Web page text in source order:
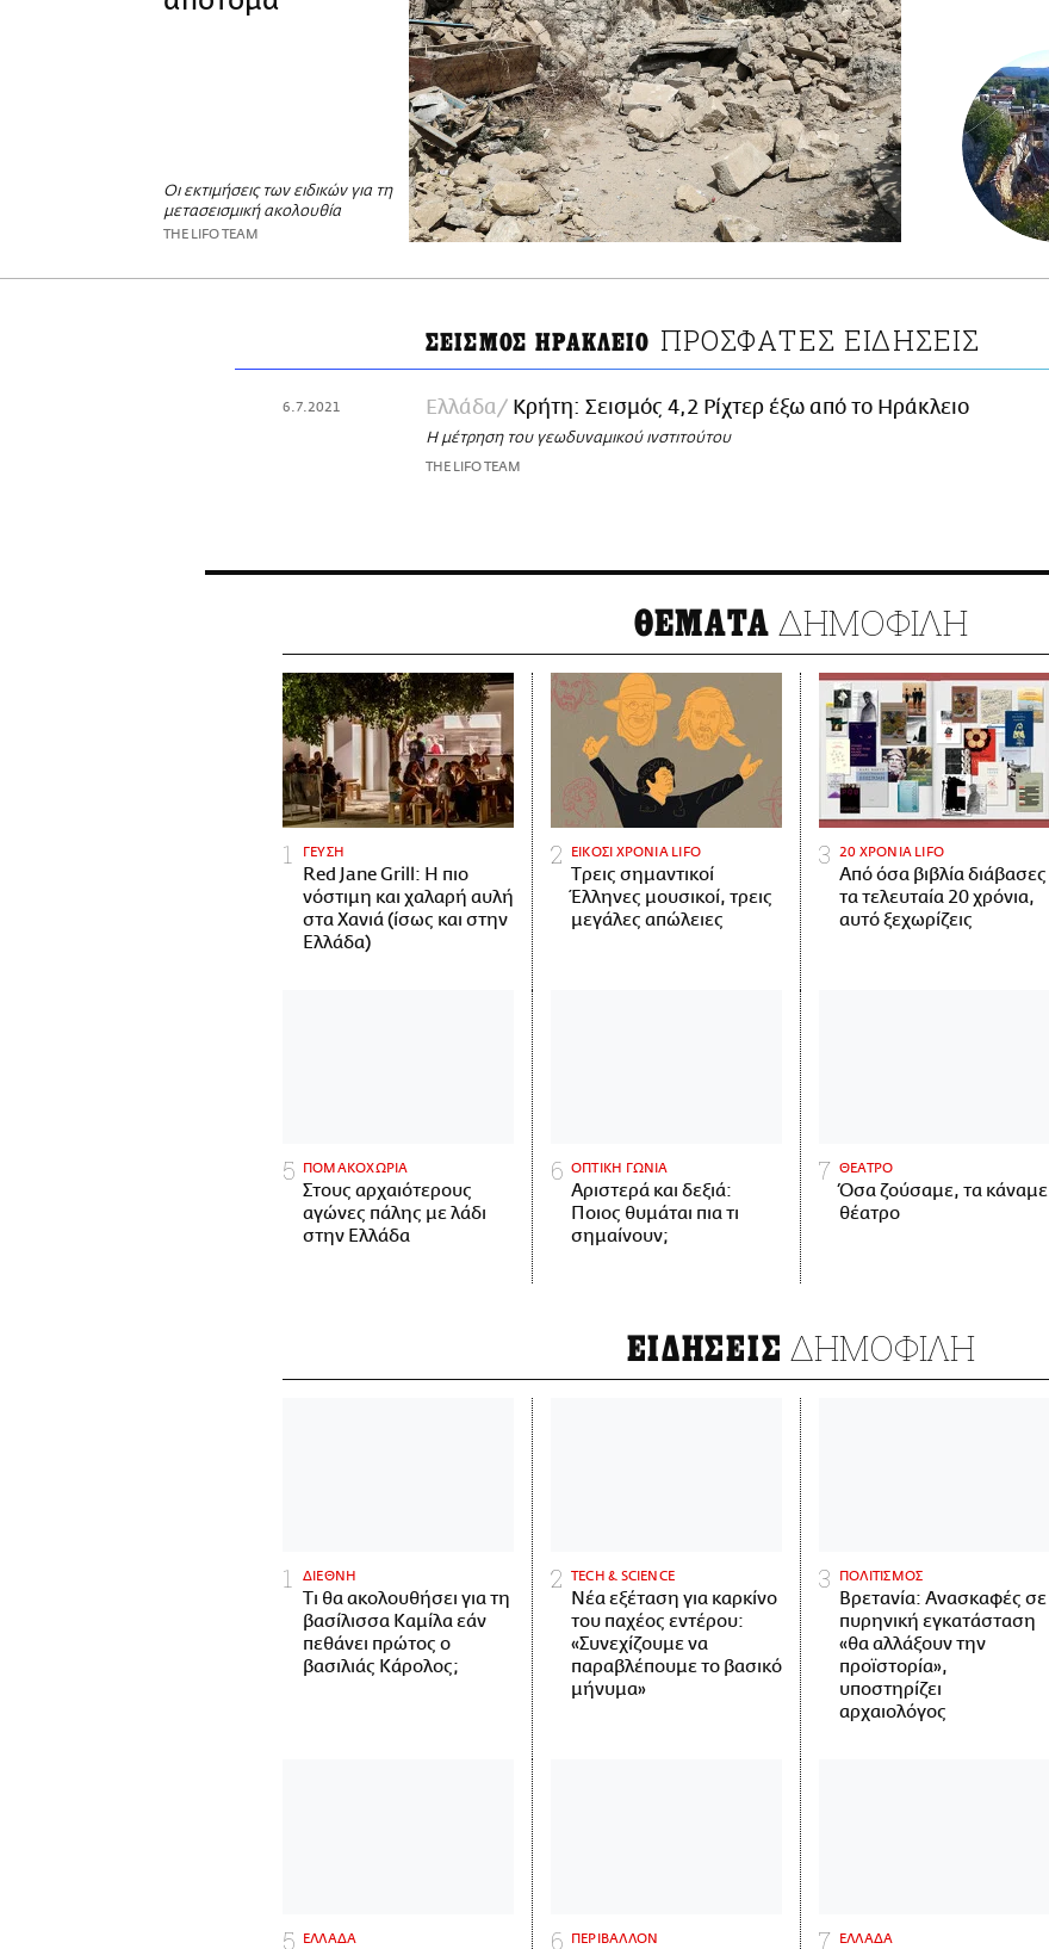
Οι εκτιμήσεις των ειδικών για τη
μετασεισμική ακολουθία
THE LIFO TEAM
ΣΕΙΣΜΟΣ ΗΡΑΚΛΕΙΟ ΠΡΟΣΦΑΤΕΣ ΕΙΔΗΣΕΙΣ
6.7.2021 Ελλάδα Κρήτη: Σεισμός 4,2 Ρίχτερ έξω από το Ηράκλειο
Η μέτρηση του γεωδυναμικού ινστιτούτου
THE LIFO TEAM
ΘΕΜΑΤΑ ΔΗΜΟΦΙΛΗ
ΓΕΥΣΗ
Red Jane Grill: Η πιο
νόστιμη και χαλαρή αυλή
στα Χανιά (ίσως και στην
Ελλάδα)
ΕΙΚΟΣΙ ΧΡΟΝΙΑ LIFO
Tρεις σημαντικοί
Έλληνες μουσικοί, τρεις
μεγάλες απώλειες
20 ΧΡΟΝΙΑ LIFO
Από όσα βιβλία διάβασες
τα τελευταία 20 χρόνια,
αυτό ξεχωρίζεις
ΠΟΜΑΚΟΧΩΡΙΑ
Στους αρχαιότερους
αγώνες πάλης με λάδι
στην Ελλάδα
ΟΠΤΙΚΗ ΓΩΝΙΑ
Αριστερά και δεξιά:
Ποιος θυμάται πια τι
σημαίνουν;
ΘΕΑΤΡΟ
Όσα ζούσαμε, τα κάναμε
θέατρο
ΕΙΔΗΣΕΙΣ ΔΗΜΟΦΙΛΗ
ΔΙΕΘΝΗ
Τι θα ακολουθήσει για τη
βασίλισσα Καμίλα εάν
πεθάνει πρώτος ο
βασιλιάς Κάρολος;
ΤECH & SCIENCE
Νέα εξέταση για καρκίνο
του παχέος εντέρου:
«Συνεχίζουμε να
παραβλέπουμε το βασικό
μήνυμα»
ΠΟΛΙΤΙΣΜΟΣ
Βρετανία: Ανασκαφές σε
πυρηνική εγκατάσταση
«θα αλλάξουν την
προϊστορία»,
υποστηρίζει
αρχαιολόγος
ΕΛΛΑΔΑ ΠΕΡΙΒΑΛΛΟΝ ΕΛΛΑΔΑ